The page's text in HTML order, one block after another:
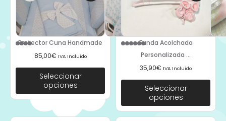
Protector Cuna Handmade
85,00€ IVA Incluido
Seleccionar
opciones
Funda Acolchada
Personalizada ...
35,90€ IVA Incluido
Seleccionar
opciones